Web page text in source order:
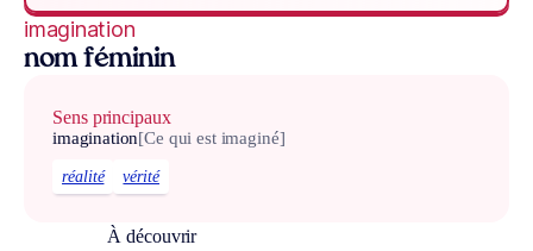
imagination
nom féminin
Sens principaux
imagination[Ce qui est imaginé]
réalité vérité
À découvrir